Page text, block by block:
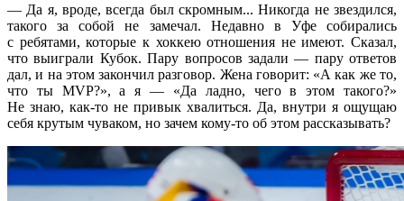
— Да я, вроде, всегда был скромным... Никогда не звездился,
такого за собой не замечал. Недавно в Уфе собирались
с ребятами, которые к хоккею отношения не имеют. Сказал,
что выиграли Кубок. Пару вопросов задали — пару ответов
дал, и на этом закончил разговор. Жена говорит: «А как же то,
что ты MVP?», а я — «Да ладно, чего в этом такого?»
Не знаю, как-то не привык хвалиться. Да, внутри я ощущаю
себя крутым чуваком, но зачем кому-то об этом рассказывать?